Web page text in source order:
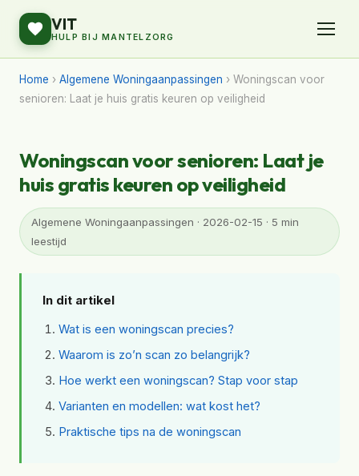
VIT
HULP BIJ MANTELZORG
Home › Algemene Woningaanpassingen › Woningscan voor
senioren: Laat je huis gratis keuren op veiligheid
Woningscan voor senioren: Laat je
huis gratis keuren op veiligheid
Algemene Woningaanpassingen · 2026-02-15 · 5 min
leestijd
In dit artikel
Wat is een woningscan precies?
Waarom is zo’n scan zo belangrijk?
Hoe werkt een woningscan? Stap voor stap
Varianten en modellen: wat kost het?
Praktische tips na de woningscan